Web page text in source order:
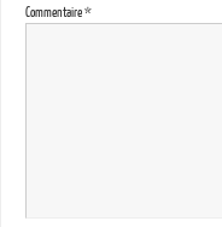
Commentaire*